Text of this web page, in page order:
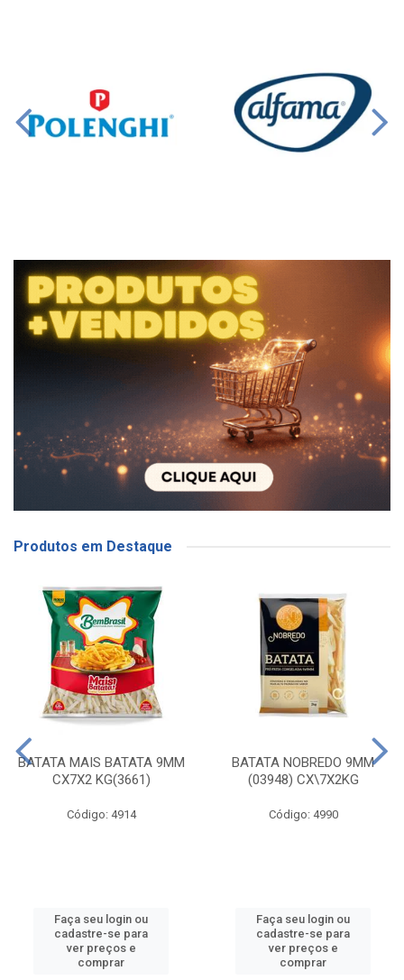
Produtos em Destaque
BATATA MAIS BATATA 9MM
CX7X2 KG(3661)
Código: 4914
Faça seu login ou
cadastre-se para
ver preços e
comprar
BATATA NOBREDO 9MM
(03948) CX\7X2KG
Código: 4990
Faça seu login ou
cadastre-se para
ver preços e
comprar